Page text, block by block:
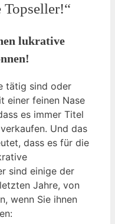
Topseller!“
lukrative
tätig sind oder
einer feinen Nase
es immer Titel
Und das
dass es für die
sind einige der
Jahre, von
wenn Sie ihnen